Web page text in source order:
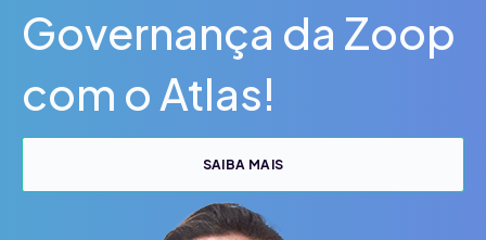
Governança da Zoop
com o Atlas!
SAIBA MAIS